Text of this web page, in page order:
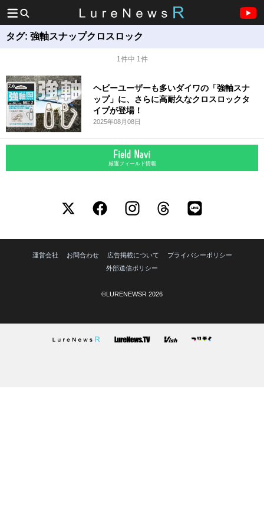
タグ: 強軸スナップクロスロック
1件中 1件
ヘビーユーザーも多いダイワの「強軸スナ
ップ」に、さらに高耐久なクロスロックタ
イプが登場！
2025年08月08日
厳選フィールド情報
運営会社 お問合わせ 広告掲載について
プライバシーポリシー
外部送信ポリシー
©LURENEWSR 2026